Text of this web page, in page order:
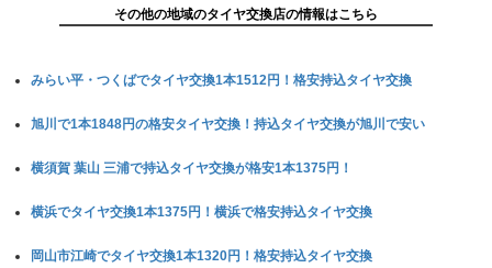
その他の地域のタイヤ交換店の情報はこちら
みらい平・つくばでタイヤ交換1本1512円！格安持込タイヤ交換
旭川で1本1848円の格安タイヤ交換！持込タイヤ交換が旭川で安い
横須賀 葉山 三浦で持込タイヤ交換が格安1本1375円！
横浜でタイヤ交換1本1375円！横浜で格安持込タイヤ交換
岡山市江崎でタイヤ交換1本1320円！格安持込タイヤ交換